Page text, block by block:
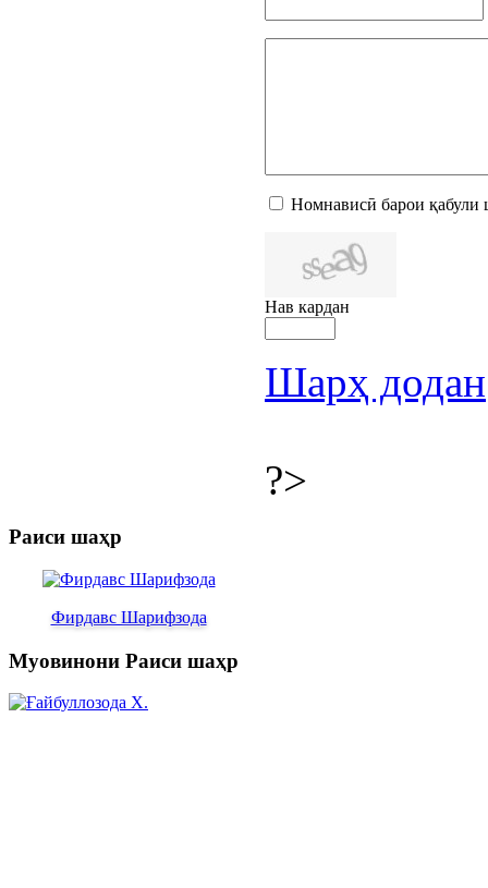
Номнависӣ барои қабули
Нав кардан
Шарҳ додан
?>
Раиси шаҳр
Фирдавс Шарифзода
Муовинони Раиси шаҳр